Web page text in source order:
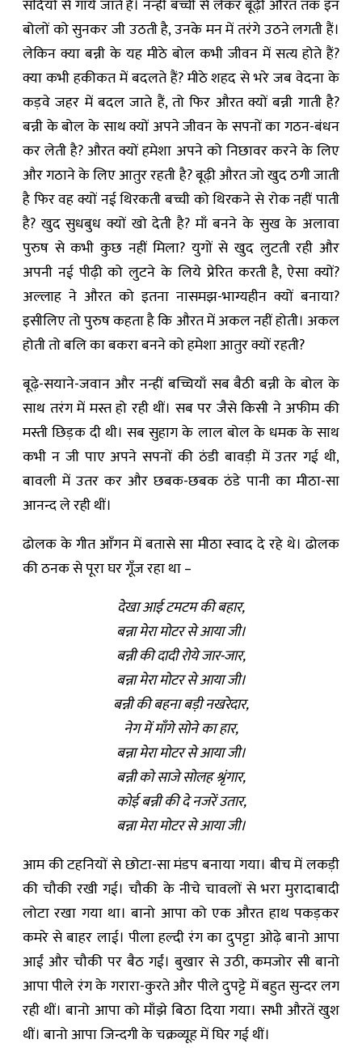
सदियों से गाये जाते हैं। नन्हीं बच्ची से लेकर बूढ़ी औरत तक इन
बोलों को सुनकर जी उठती है, उनके मन में तरंगे उठने लगती हैं।
लेकिन क्या बन्नी के यह मीठे बोल कभी जीवन में सत्य होते हैं?
क्या कभी हकीकत में बदलते हैं? मीठे शहद से भरे जब वेदना के
कड़वे जहर में बदल जाते हैं, तो फिर औरत क्यों बन्नी गाती है?
बन्नी के बोल के साथ क्यों अपने जीवन के सपनों का गठन-बंधन
कर लेती है? औरत क्यों हमेशा अपने को निछावर करने के लिए
और गठाने के लिए आतुर रहती है? बूढ़ी औरत जो खुद ठगी जाती
है फिर वह क्यों नई थिरकती बच्ची को थिरकने से रोक नहीं पाती
है? खुद सुधबुध क्यों खो देती है? माँ बनने के सुख के अलावा
पुरुष से कभी कुछ नहीं मिला? युगों से खुद लुटती रही और
अपनी नई पीढ़ी को लुटने के लिये प्रेरित करती है, ऐसा क्यों?
अल्लाह ने औरत को इतना नासमझ-भाग्यहीन क्यों बनाया?
इसीलिए तो पुरुष कहता है कि औरत में अकल नहीं होती। अकल
होती तो बलि का बकरा बनने को हमेशा आतुर क्यों रहती?
बूढ़े-सयाने-जवान और नन्हीं बच्चियाँ सब बैठी बन्नी के बोल के
साथ तरंग में मस्त हो रही थीं। सब पर जैसे किसी ने अफीम की
मस्ती छिड़क दी थी। सब सुहाग के लाल बोल के धमक के साथ
कभी न जी पाए अपने सपनों की ठंडी बावड़ी में उतर गई थी,
बावली में उतर कर और छबक-छबक ठंडे पानी का मीठा-सा
आनन्द ले रही थीं।
ढोलक के गीत आँगन में बतासे सा मीठा स्वाद दे रहे थे। ढोलक
की ठनक से पूरा घर गूँज रहा था –
देखा आई टमटम की बहार,
बन्ना मेरा मोटर से आया जी।
बन्नी की दादी रोये जार-जार,
बन्ना मेरा मोटर से आया जी।
बन्नी की बहना बड़ी नखरेदार,
नेग में माँगे सोने का हार,
बन्ना मेरा मोटर से आया जी।
बन्नी को साजे सोलह श्रृंगार,
कोई बन्नी की दे नजरें उतार,
बन्ना मेरा मोटर से आया जी।
आम की टहनियों से छोटा-सा मंडप बनाया गया। बीच में लकड़ी
की चौकी रखी गई। चौकी के नीचे चावलों से भरा मुरादाबादी
लोटा रखा गया था। बानो आपा को एक औरत हाथ पकड़कर
कमरे से बाहर लाई। पीला हल्दी रंग का दुपट्टा ओढ़े बानो आपा
आईं और चौकी पर बैठ गईं। बुखार से उठी, कमजोर सी बानो
आपा पीले रंग के गरारा-कुरते और पीले दुपट्टे में बहुत सुन्दर लग
रही थीं। बानो आपा को माँझे बिठा दिया गया। सभी औरतें खुश
थीं। बानो आपा जिन्दगी के चक्रव्यूह में घिर गई थीं।